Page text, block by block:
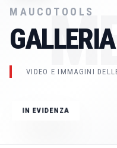
MAUCOTOOLS
VIDEO E IMMAGINI
IN EVIDENZA